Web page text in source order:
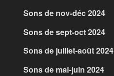
Sons de nov-déc 2024
Sons de sept-oct 2024
Sons de juillet-août 2024
Sons de mai-juin 2024